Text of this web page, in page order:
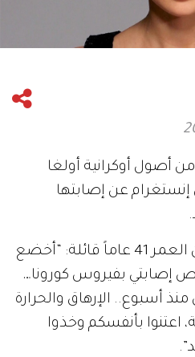
أصول أوكرانية أولغا
عن إصابتها
وكتبت النجمة البالغة من العمر 41 عاماً قائلة: “أخضع
إصابتي بفيروس كورونا…
أسبوع.. الإرهاق والحرارة
اعتنوا بأنفسكم وخذوا